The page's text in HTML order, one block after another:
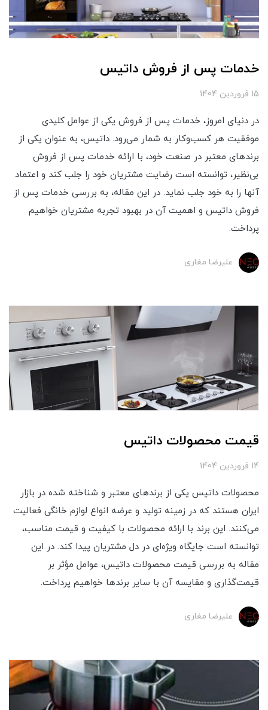
خدمات پس از فروش داتیس
15 فروردین 1404
در دنیای امروز، خدمات پس از فروش یکی از عوامل کلیدی
موفقیت هر کسب‌وکار به شمار می‌رود. داتیس، به عنوان یکی از
برندهای معتبر در صنعت خود، با ارائه خدمات پس از فروش
بی‌نظیر، توانسته است رضایت مشتریان خود را جلب کند و اعتماد
آنها را به خود جلب نماید. در این مقاله، به بررسی خدمات پس از
فروش داتیس و اهمیت آن در بهبود تجربه مشتریان خواهیم
پرداخت.
علیرضا مغاری
قیمت محصولات داتیس
14 فروردین 1404
محصولات داتیس یکی از برندهای معتبر و شناخته شده در بازار
ایران هستند که در زمینه تولید و عرضه انواع لوازم خانگی فعالیت
می‌کنند. این برند با ارائه محصولات با کیفیت و قیمت مناسب،
توانسته است جایگاه ویژه‌ای در دل مشتریان پیدا کند. در این
مقاله به بررسی قیمت محصولات داتیس، عوامل مؤثر بر
قیمت‌گذاری و مقایسه آن با سایر برندها خواهیم پرداخت.
علیرضا مغاری